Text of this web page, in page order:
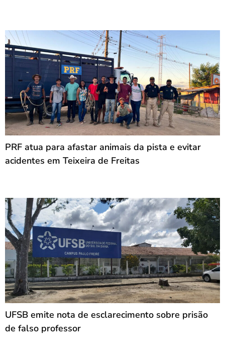
PRF atua para afastar animais da pista e evitar
acidentes em Teixeira de Freitas
UFSB emite nota de esclarecimento sobre prisão
de falso professor